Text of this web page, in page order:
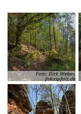
Foto: Dirk Weber,
fokuspfalz.de